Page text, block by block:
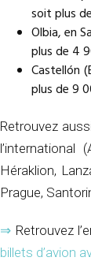
soit plus
Olbia, en
plus de 4
Castellón
plus de 9
Retrouvez
l’international
Héraklion,
Prague,
⇒ Retrouvez
billets d’avion